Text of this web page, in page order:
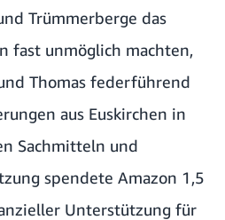
Trümmerberge das
fast unmöglich machten,
Thomas federführend
aus Euskirchen in
Sachmitteln und
spendete Amazon 1,5
Unterstützung für